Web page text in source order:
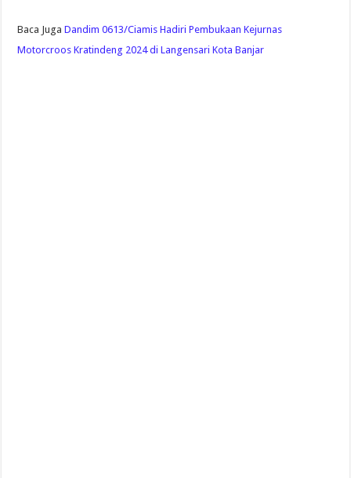
Baca JugaDandim 0613/Ciamis Hadiri Pembukaan Kejurnas
Motorcroos Kratindeng 2024 di Langensari Kota Banjar